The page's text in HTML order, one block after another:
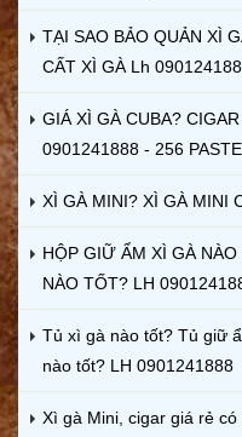
TẠI SAO BẢO QUẢN XÌ
CẤT XÌ GÀ Lh
GIÁ XÌ GÀ CUBA?
0901241888 - 256
XÌ GÀ MINI? XÌ GÀ MINI
HỘP GIỮ ẨM XÌ GÀ
NÀO TỐT? LH
Tủ xì gà nào tốt? Tủ giữ
nào tốt? LH 0901241888
Xì gà Mini, cigar giá rẻ